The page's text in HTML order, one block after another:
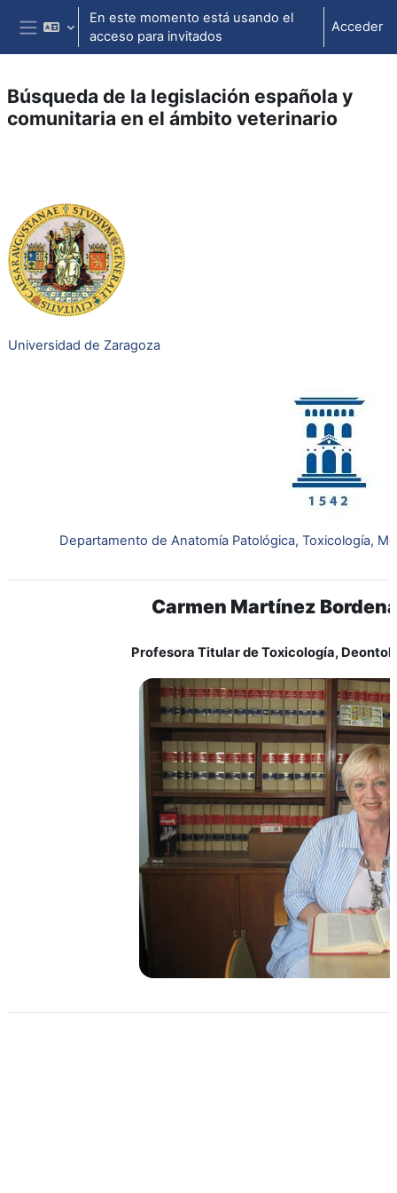
Salta al contenido principal
Panel lateral
En este momento está usando el
acceso para invitados
Acceder
Búsqueda de la legislación española y
comunitaria en el ámbito veterinario
Universidad de Zaragoza
Departamento de Anatomía Patológica, Toxicología,
Carmen Martínez
Profesora Titular de Toxicología,